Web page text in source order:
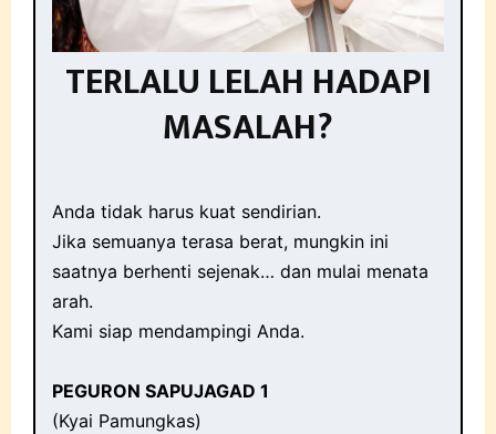
TERLALU LELAH HADAPI
MASALAH?
Anda tidak harus kuat sendirian.
Jika semuanya terasa berat, mungkin ini
saatnya berhenti sejenak… dan mulai menata
arah.
Kami siap mendampingi Anda.
PEGURON SAPUJAGAD 1
(Kyai Pamungkas)